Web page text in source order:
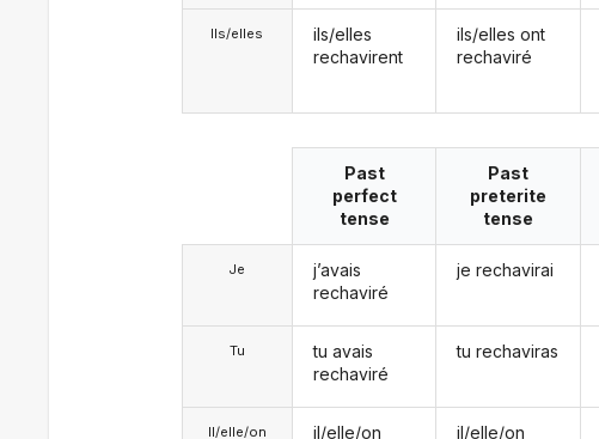
Ils/elles
ils/elles
rechavirent
ils/elles ont
rechaviré
Je
Tu
Il/elle/on
Past
perfect
tense
j’avais
rechaviré
tu avais
rechaviré
il/elle/on
Past
preterite
tense
je rechavirai
tu rechaviras
il/elle/on